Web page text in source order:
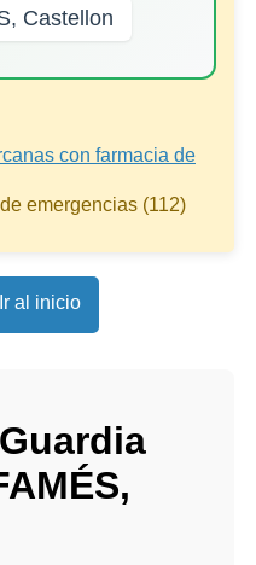
Castellon
con farmacia de
emergencias (112)
al inicio